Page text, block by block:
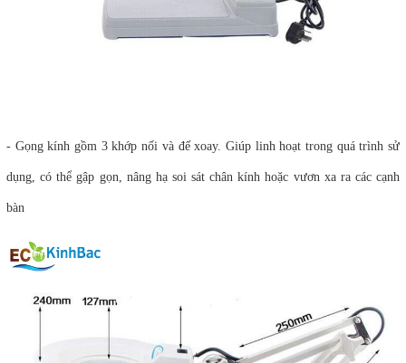
- Gọng kính gồm 3 khớp nối và đế xoay. Giúp linh hoạt trong quá trình sử
dụng, có thể gập gọn, nâng hạ soi sát chân kính hoặc vươn xa ra các cạnh
bàn